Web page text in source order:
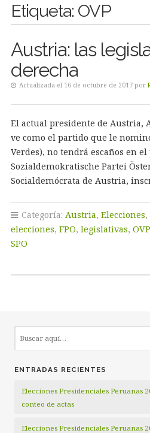
Etiqueta: OVP
Austria: las
derecha
Actualizada el 16 de octubre de 2017 por
El actual presidente de Austria,
ve como el partido que le
Verdes), no tendrá escaños en
Sozialdemokratische Partei
Socialdemócrata de Austria,
Categoría: Austria, Elecciones,
elecciones, FPO, legislativas, OVP
SPO
ENTRADAS RECIENTES
Elecciones Presidenciales Peruanas
conteo de actas
Elecciones Presidenciales Peruanas